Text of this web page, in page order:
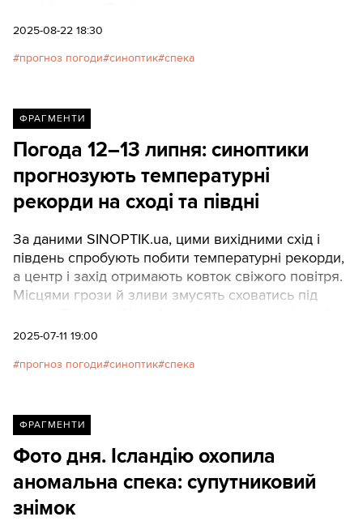
алергікам варто подбати про здоров’я.
2025-08-22 18:30
прогноз погоди синоптик спека
ФРАГМЕНТИ
Погода 12–13 липня: синоптики
прогнозують температурні
рекорди на сході та півдні
За даними SINOPTIK.ua, цими вихідними схід і
південь спробують побити температурні рекорди,
а центр і захід отримають ковток свіжого повітря.
Місцями грози й зливи змусять сховатись під
2025-07-11 19:00
прогноз погоди синоптик спека
ФРАГМЕНТИ
Фото дня. Ісландію охопила
аномальна спека: супутниковий
знімок